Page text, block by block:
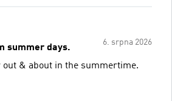
6. srpna 2026
summer days.
out & about in the summertime.